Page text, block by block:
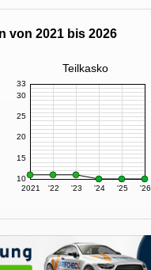
von 2021 bis 2026
Teilkasko
2021 '22 '23 '24 '25 '26
10
15
20
25
30
33